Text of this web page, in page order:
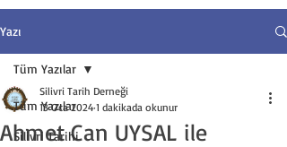
Yazı
Tüm Yazılar
Silivri Tarihi
Tüm Yazılar
Ahmet Can UYSAL ile
Silivri Tarih Derneği
13 Oca 2024 1 dakikada okunur